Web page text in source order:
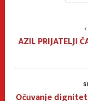
AZIL PRIJATELJI
Očuvanje